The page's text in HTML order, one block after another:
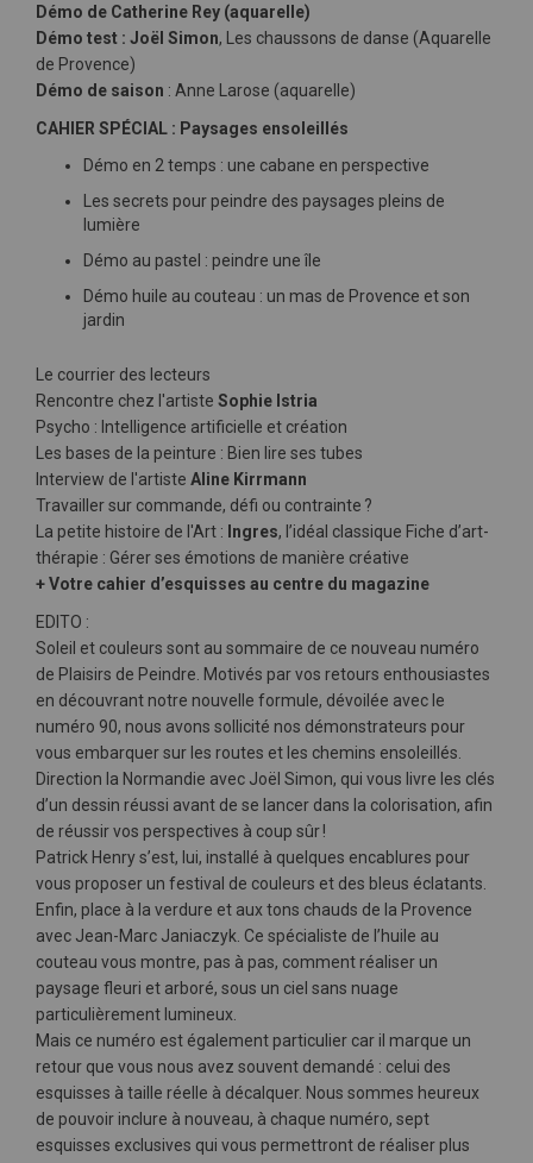
Démo de Catherine Rey (aquarelle)
Démo test : Joël Simon, Les chaussons de danse (Aquarelle
de Provence)
Démo de saison : Anne Larose (aquarelle)
CAHIER SPÉCIAL : Paysages ensoleillés
Démo en 2 temps : une cabane en perspective
Les secrets pour peindre des paysages pleins de
lumière
Démo au pastel : peindre une île
Démo huile au couteau : un mas de Provence et son
jardin
Le courrier des lecteurs
Rencontre chez l'artiste Sophie Istria
Psycho : Intelligence artificielle et création
Les bases de la peinture : Bien lire ses tubes
Interview de l'artiste Aline Kirrmann
Travailler sur commande, défi ou contrainte ?
La petite histoire de l'Art : Ingres, l’idéal classique Fiche d’art-
thérapie : Gérer ses émotions de manière créative
+ Votre cahier d’esquisses au centre du magazine
EDITO :
Soleil et couleurs sont au sommaire de ce nouveau numéro
de Plaisirs de Peindre. Motivés par vos retours enthousiastes
en découvrant notre nouvelle formule, dévoilée avec le
numéro 90, nous avons sollicité nos démonstrateurs pour
vous embarquer sur les routes et les chemins ensoleillés.
Direction la Normandie avec Joël Simon, qui vous livre les clés
d’un dessin réussi avant de se lancer dans la colorisation, afin
de réussir vos perspectives à coup sûr !
Patrick Henry s’est, lui, installé à quelques encablures pour
vous proposer un festival de couleurs et des bleus éclatants.
Enfin, place à la verdure et aux tons chauds de la Provence
avec Jean-Marc Janiaczyk. Ce spécialiste de l’huile au
couteau vous montre, pas à pas, comment réaliser un
paysage fleuri et arboré, sous un ciel sans nuage
particulièrement lumineux.
Mais ce numéro est également particulier car il marque un
retour que vous nous avez souvent demandé : celui des
esquisses à taille réelle à décalquer. Nous sommes heureux
de pouvoir inclure à nouveau, à chaque numéro, sept
esquisses exclusives qui vous permettront de réaliser plus